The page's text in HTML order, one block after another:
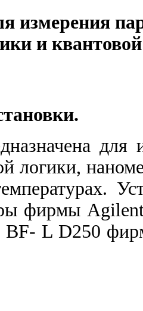
измерения
и
для
логики,
фирмы Agilent
BF- L D250